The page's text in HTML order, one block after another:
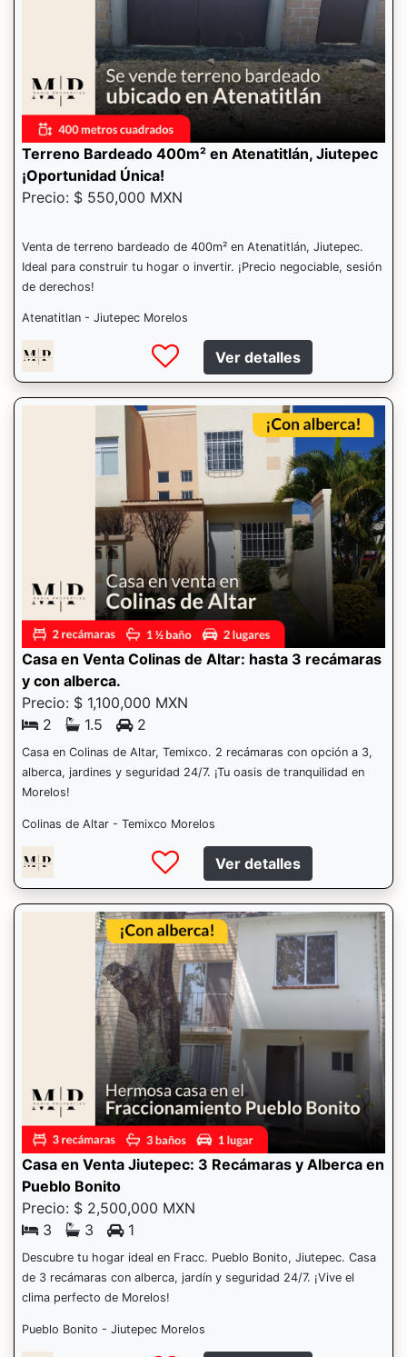
Terreno Bardeado 400m² en Atenatitlán, Jiutepec
¡Oportunidad Única!
Precio: $ 550,000 MXN
Venta de terreno bardeado de 400m² en Atenatitlán, Jiutepec.
Ideal para construir tu hogar o invertir. ¡Precio negociable, sesión
de derechos!
Atenatitlan - Jiutepec Morelos
Ver detalles
Casa en Venta Colinas de Altar: hasta 3 recámaras
y con alberca.
Precio: $ 1,100,000 MXN
2
1.5 2
Casa en Colinas de Altar, Temixco. 2 recámaras con opción a 3,
alberca, jardines y seguridad 24/7. ¡Tu oasis de tranquilidad en
Morelos!
Colinas de Altar - Temixco Morelos
Ver detalles
Casa en Venta Jiutepec: 3 Recámaras y Alberca en
Pueblo Bonito
Precio: $ 2,500,000 MXN
3
3 1
Descubre tu hogar ideal en Fracc. Pueblo Bonito, Jiutepec. Casa
de 3 recámaras con alberca, jardín y seguridad 24/7. ¡Vive el
clima perfecto de Morelos!
Pueblo Bonito - Jiutepec Morelos